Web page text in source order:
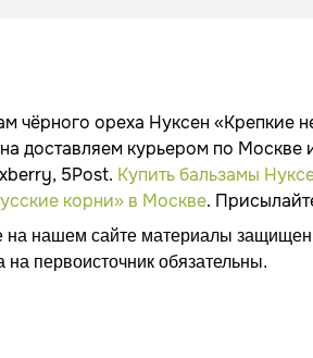
чёрного ореха Нуксен
доставляем курьером по
5Post. Купить бальзамы
корни» в Москве.
нашем сайте материалы
на первоисточник обязательны.